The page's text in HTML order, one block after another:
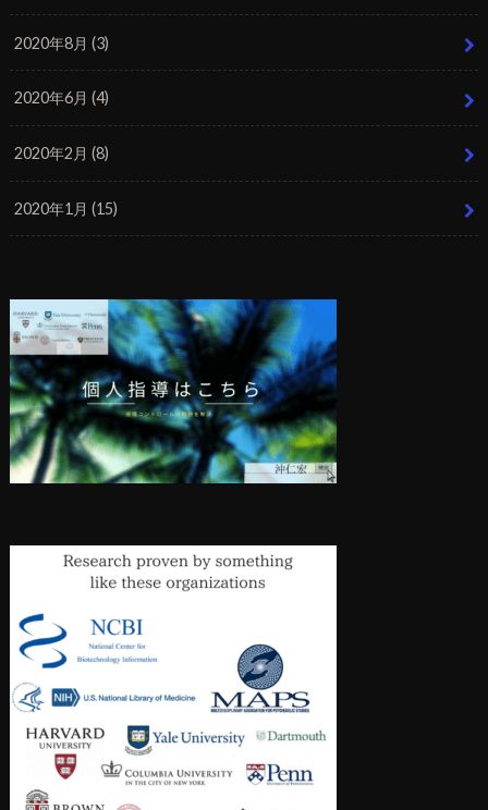
2020年8月 (3)
2020年6月 (4)
2020年2月 (8)
2020年1月 (15)